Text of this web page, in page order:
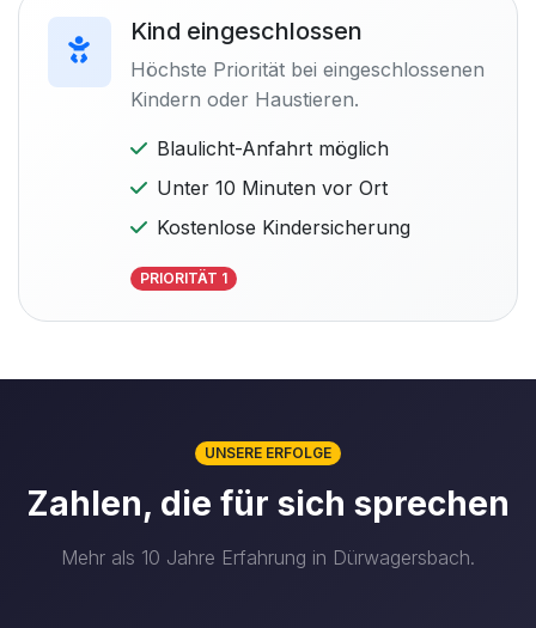
Kind eingeschlossen
Höchste Priorität bei eingeschlossenen
Kindern oder Haustieren.
Blaulicht-Anfahrt möglich
Unter 10 Minuten vor Ort
Kostenlose Kindersicherung
PRIORITÄT 1
UNSERE ERFOLGE
Zahlen, die für sich sprechen
Mehr als 10 Jahre Erfahrung in Dürwagersbach.